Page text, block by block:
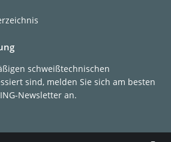
schweißtechnischen
sind, melden Sie sich am besten
Newsletter an.